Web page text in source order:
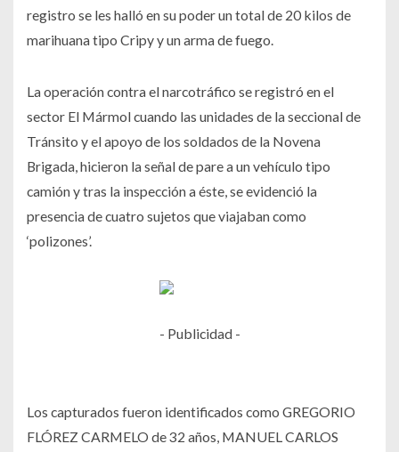
registro se les halló en su poder un total de 20 kilos de
marihuana tipo Cripy y un arma de fuego.
La operación contra el narcotráfico se registró en el
sector El Mármol cuando las unidades de la seccional de
Tránsito y el apoyo de los soldados de la Novena
Brigada, hicieron la señal de pare a un vehículo tipo
camión y tras la inspección a éste, se evidenció la
presencia de cuatro sujetos que viajaban como
‘polizones’.
- Publicidad -
Los capturados fueron identificados como GREGORIO
FLÓREZ CARMELO de 32 años, MANUEL CARLOS